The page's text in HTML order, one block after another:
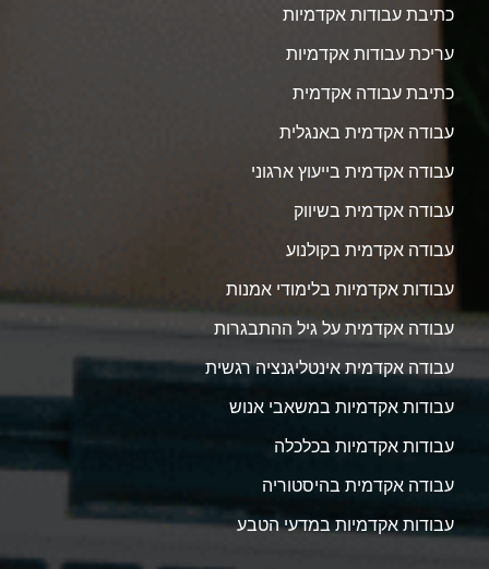
כתיבת עבודות אקדמיות
עריכת עבודות אקדמיות
כתיבת עבודה אקדמית
עבודה אקדמית באנגלית
עבודה אקדמית בייעוץ ארגוני
עבודה אקדמית בשיווק
עבודה אקדמית בקולנוע
עבודות אקדמיות בלימודי אמנות
עבודה אקדמית על גיל ההתבגרות
עבודה אקדמית אינטליגנציה רגשית
עבודות אקדמיות במשאבי אנוש
עבודות אקדמיות בכלכלה
עבודה אקדמית בהיסטוריה
עבודות אקדמיות במדעי הטבע